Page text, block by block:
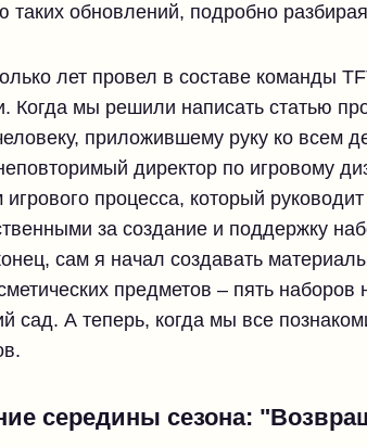
таких обновлений, подробно
лет провел в составе команды
Когда мы решили написать статью
приложившему руку ко всем
директор по игровому
процесса, который
за создание и поддержку
сам я начал создавать
предметов – пять наборов
сад. А теперь, когда мы все
середины сезона: